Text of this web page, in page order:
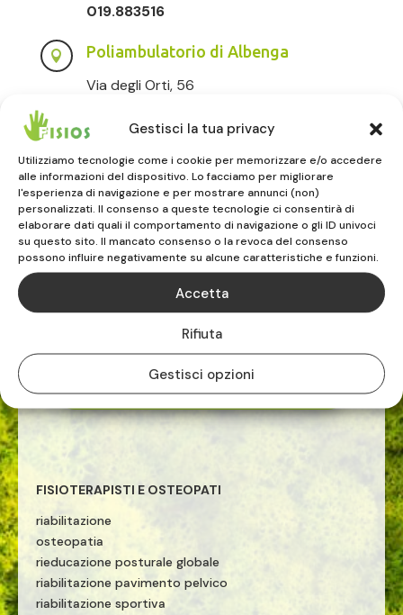
Gestisci la tua privacy
Utilizziamo tecnologie come i cookie per memorizzare e/o accedere
alle informazioni del dispositivo. Lo facciamo per migliorare
l'esperienza di navigazione e per mostrare annunci (non)
personalizzati. Il consenso a queste tecnologie ci consentirà di
elaborare dati quali il comportamento di navigazione o gli ID univoci
su questo sito. Il mancato consenso o la revoca del consenso
possono influire negativamente su alcune caratteristiche e funzioni.
Accetta
Rifiuta
Gestisci opzioni
019.883516
 Poliambulatorio di Albenga
Via degli Orti, 56
0182.232020
FISIOS
ALBENGA | VADO LIGURE | CELLE LIGURE
TEL. 019.883516
FISIOTERAPISTI E OSTEOPATI
riabilitazione
osteopatia
rieducazione posturale globale
riabilitazione pavimento pelvico
riabilitazione sportiva